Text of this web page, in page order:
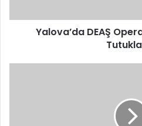
Yalova’da DEAŞ